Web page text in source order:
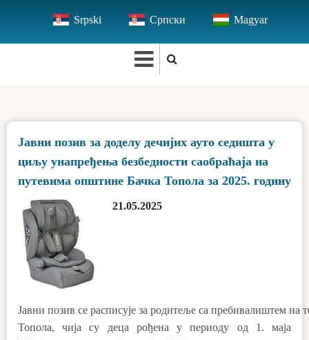
main
Srpski Српски Magyar
Јавни позив за доделу дечијих ауто седишта у
циљу унапређења безбедности саобраћаја на
путевима општине Бачка Топола за 2025. годину
21.05.2025
Јавни позив се расписује за родитеље са пребивалиштем на
Топола, чија су деца рођена у периоду од 1. маја